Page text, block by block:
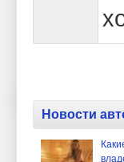
Новости